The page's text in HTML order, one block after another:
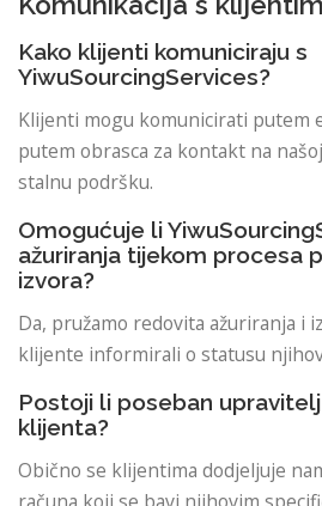
Kako klijenti komuniciraju s
YiwuSourcingServices?
Klijenti mogu komunicirati putem
putem obrasca za kontakt na
stalnu podršku.
Omogućuje li
ažuriranja tijekom procesa
izvora?
Da, pružamo redovita ažuriranja i
klijente informirali o statusu
Postoji li poseban
klijenta?
Obično se klijentima dodjeljuje